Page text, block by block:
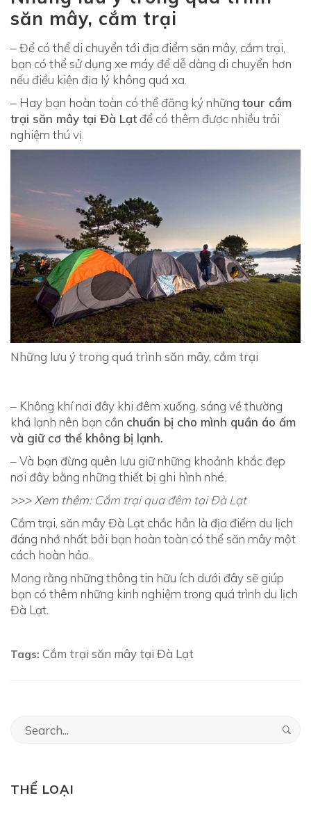
săn mây, cắm trại
– Để có thể di chuyển tới địa điểm săn mây, cắm trại,
bạn có thể sử dụng xe máy để dễ dàng di chuyển hơn
nếu điều kiện địa lý không quá xa.
– Hay bạn hoàn toàn có thể đăng ký những tour cắm
trại săn mây tại Đà Lạt để có thêm được nhiều trải
nghiệm thú vị.
Những lưu ý trong quá trình săn mây, cắm trại
– Không khí nơi đây khi đêm xuống, sáng về thường
khá lạnh nên bạn cần chuẩn bị cho mình quần áo ấm
và giữ cơ thể không bị lạnh.
– Và bạn đừng quên lưu giữ những khoảnh khắc đẹp
nơi đây bằng những thiết bị ghi hình nhé.
>>> Xem thêm: Cắm trại qua đêm tại Đà Lạt
Cắm trại, săn mây Đà Lạt chắc hẳn là địa điểm du lịch
đáng nhớ nhất bởi bạn hoàn toàn có thể săn mây một
cách hoàn hảo.
Mong rằng những thông tin hữu ích dưới đây sẽ giúp
bạn có thêm những kinh nghiệm trong quá trình du lịch
Đà Lạt.
Tags: Cắm trại săn mây tại Đà Lạt
c
THỂ LOẠI